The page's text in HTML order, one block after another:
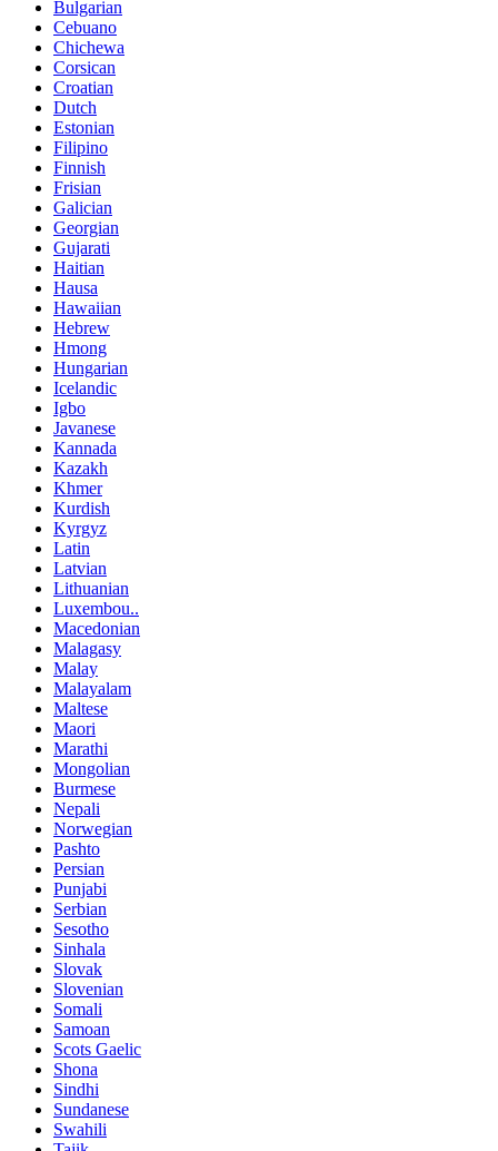
Bulgarian
Cebuano
Chichewa
Corsican
Croatian
Dutch
Estonian
Filipino
Finnish
Frisian
Galician
Georgian
Gujarati
Haitian
Hausa
Hawaiian
Hebrew
Hmong
Hungarian
Icelandic
Igbo
Javanese
Kannada
Kazakh
Khmer
Kurdish
Kyrgyz
Latin
Latvian
Lithuanian
Luxembou..
Macedonian
Malagasy
Malay
Malayalam
Maltese
Maori
Marathi
Mongolian
Burmese
Nepali
Norwegian
Pashto
Persian
Punjabi
Serbian
Sesotho
Sinhala
Slovak
Slovenian
Somali
Samoan
Scots Gaelic
Shona
Sindhi
Sundanese
Swahili